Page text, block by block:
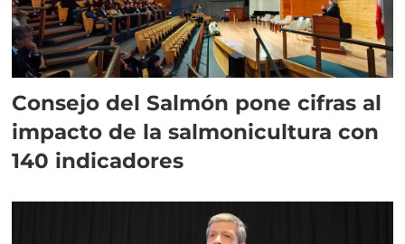
Consejo del Salmón pone cifras al
impacto de la salmonicultura con
140 indicadores